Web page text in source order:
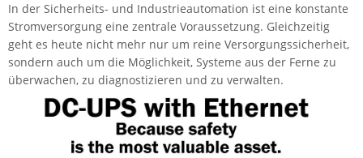
IEC Lock
Ihse
Kerlink
Kramer Electronics
KVM TEC
In der Sicherheits- und Industrieautomation ist eine konstante
Stromversorgung eine zentrale Voraussetzung. Gleichzeitig
geht es heute nicht mehr nur um reine Versorgungssicherheit,
sondern auch um die Möglichkeit, Systeme aus der Ferne zu
überwachen, zu diagnostizieren und zu verwalten.